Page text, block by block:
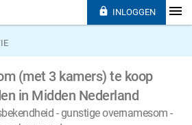
(met 3 kamers) te koop
in Midden Nederland
- gunstige overnamesom -
 INLOGGEN